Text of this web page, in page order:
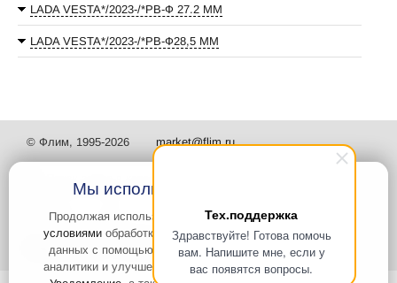
Тех.поддержка
Здравствуйте! Готова помочь
вам. Напишите мне, если у
вас появятся вопросы.
LADA VESTA*/2023-/*РВ-Ф 27.2 ММ
LADA VESTA*/2023-/*РВ-Ф28,5 ММ
© Флим, 1995-2026 market@flim.ru
Задать вопрос Контакты
Мы используем файлы Cookies
Продолжая использовать наш сайт, высоглашаетесь с
условиями обработки cookie-файлов и пользовательских
данных с помощью Яндекс.Метрика, необходимых для
аналитики и улучшения качества работы сайта и сервиса